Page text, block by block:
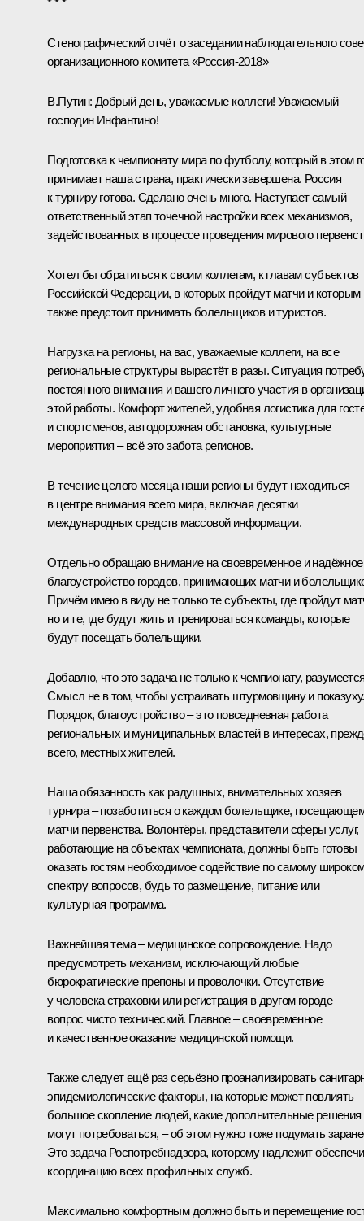
Стенографический отчёт о заседании наблюдательного
организационного комитета «Россия-2018»
В.Путин: Добрый день, уважаемые коллеги! Уважаемый
господин Инфантино!
Подготовка к чемпионату мира по футболу, который в этом
принимает наша страна, практически завершена. Россия
к турниру готова. Сделано очень много. Наступает самый
ответственный этап точечной настройки всех механизмов,
задействованных в процессе проведения мирового
Хотел бы обратиться к своим коллегам, к главам субъектов
Российской Федерации, в которых пройдут матчи и которым
также предстоит принимать болельщиков и туристов.
Нагрузка на регионы, на вас, уважаемые коллеги, на все
региональные структуры вырастёт в разы. Ситуация
постоянного внимания и вашего личного участия в
этой работы. Комфорт жителей, удобная логистика для
и спортсменов, автодорожная обстановка, культурные
мероприятия – всё это забота регионов.
В течение целого месяца наши регионы будут находиться
в центре внимания всего мира, включая десятки
международных средств массовой информации.
Отдельно обращаю внимание на своевременное и надёжное
благоустройство городов, принимающих матчи и
Причём имею в виду не только те субъекты, где пройдут
но и те, где будут жить и тренироваться команды, которые
будут посещать болельщики.
Добавлю, что это задача не только к чемпионату,
Смысл не в том, чтобы устраивать штурмовщину и показуху.
Порядок, благоустройство – это повседневная работа
региональных и муниципальных властей в интересах,
всего, местных жителей.
Наша обязанность как радушных, внимательных хозяев
турнира – позаботиться о каждом болельщике,
матчи первенства. Волонтёры, представители сферы услуг,
работающие на объектах чемпионата, должны быть готовы
оказать гостям необходимое содействие по самому
спектру вопросов, будь то размещение, питание или
культурная программа.
Важнейшая тема – медицинское сопровождение. Надо
предусмотреть механизм, исключающий любые
бюрократические препоны и проволочки. Отсутствие
у человека страховки или регистрация в другом городе –
вопрос чисто технический. Главное – своевременное
и качественное оказание медицинской помощи.
Также следует ещё раз серьёзно проанализировать
эпидемиологические факторы, на которые может повлиять
большое скопление людей, какие дополнительные решения
могут потребоваться, – об этом нужно тоже подумать
Это задача Роспотребнадзора, которому надлежит
координацию всех профильных служб.
Максимально комфортным должно быть и перемещение